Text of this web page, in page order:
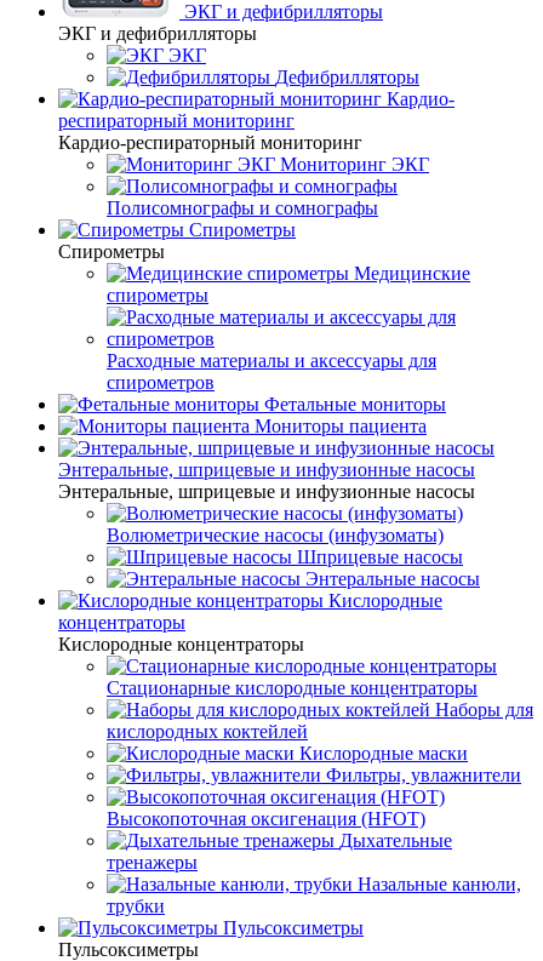
ЭКГ и дефибрилляторы
ЭКГ и дефибрилляторы
ЭКГ
Дефибрилляторы
Кардио-
респираторный мониторинг
Кардио-респираторный мониторинг
Мониторинг ЭКГ
Полисомнографы и сомнографы
Спирометры
Спирометры
Медицинские
спирометры
Расходные материалы и аксессуары для
спирометров
Фетальные мониторы
Мониторы пациента
Энтеральные, шприцевые и инфузионные насосы
Энтеральные, шприцевые и инфузионные насосы
Волюметрические насосы (инфузоматы)
Шприцевые насосы
Энтеральные насосы
Кислородные
концентраторы
Кислородные концентраторы
Стационарные кислородные концентраторы
Наборы для
кислородных коктейлей
Кислородные маски
Фильтры, увлажнители
Высокопоточная оксигенация (HFOT)
Дыхательные
тренажеры
Назальные канюли,
трубки
Пульсоксиметры
Пульсоксиметры